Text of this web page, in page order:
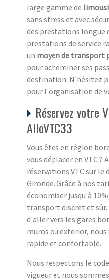
large gamme de
sans stress et avec
des prestations longue
prestations de service
un moyen de transport
pour acheminer ses
destination. N'hésitez
pour l'organisation de
Réservez votre
AlloVTC33
Vous êtes en région
vous déplacer en VTC ?
réservations VTC sur le
Gironde. Grâce à nos
économiser jusqu'à
transport discret et sûr.
d'aller vers les gares
muros ou exterior, nous
rapide et confortable.
Nous respectons le
vigueur et nous